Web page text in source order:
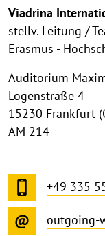
Viadrina
stellv. Leitung /
Erasmus -
Auditorium
Logenstraße 4
15230 Frankfurt
AM 214
+49 335
outgoing-